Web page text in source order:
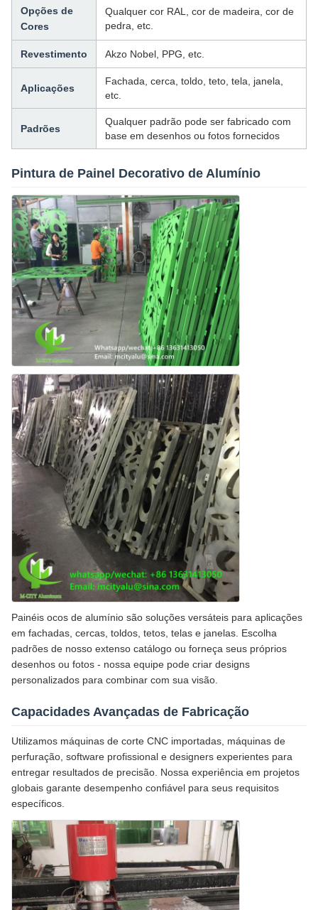
Opções de
Cores
Qualquer cor RAL, cor de madeira, cor de
pedra, etc.
Revestimento Akzo Nobel, PPG, etc.
Aplicações
Fachada, cerca, toldo, teto, tela, janela,
etc.
Padrões
Qualquer padrão pode ser fabricado com
base em desenhos ou fotos fornecidos
Pintura de Painel Decorativo de Alumínio
Painéis ocos de alumínio são soluções versáteis para aplicações
em fachadas, cercas, toldos, tetos, telas e janelas. Escolha
padrões de nosso extenso catálogo ou forneça seus próprios
desenhos ou fotos - nossa equipe pode criar designs
personalizados para combinar com sua visão.
Capacidades Avançadas de Fabricação
Utilizamos máquinas de corte CNC importadas, máquinas de
perfuração, software profissional e designers experientes para
entregar resultados de precisão. Nossa experiência em projetos
globais garante desempenho confiável para seus requisitos
específicos.